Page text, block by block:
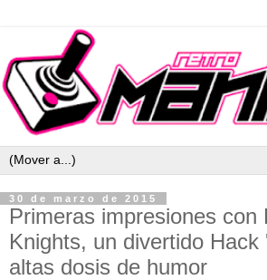
30 de marzo de 2015
Primeras impresiones con
Knights, un divertido Hack
altas dosis de humor